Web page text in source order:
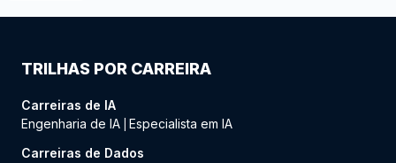
TRILHAS POR CARREIRA
Carreiras de IA
Engenharia de IA Especialista em IA
Carreiras de Dados